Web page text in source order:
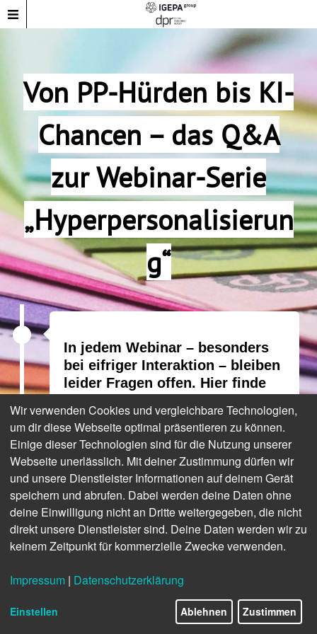
Von PP-Hürden bis KI-
Chancen – das Q&A
zur Webinar-Serie
„Hyperpersonalisierun
g“
In jedem Webinar – besonders
bei eifriger Interaktion – bleiben
leider Fragen offen. Hier finde
zu den wichtigsten Fragen der
Gäste unserer Webinar-Serie
„Hyperpersonalisierung“ (hier
mehr Infos).
In welchem Bereich / Branchen
gibt es aktuell bereits die meisten
Programmatic Print-Projekte?
Wir verwenden Cookies und vergleichbare Technologien,
um dir diese Webseite optimal präsentieren zu können.
Einige dieser Technologien sind für die Nutzung unserer
Webseite unerlässlich. Mit deiner Zustimmung dürfen wir
und unsere Dienstleister Informationen auf deinem Gerät
speichern und abrufen. Dabei werden deine Daten ohne
deine Einwilligung nicht an Dritte weitergegeben, die nicht
direkt unsere Dienstleister sind. Deine Daten werden wir zu
keinem Zeitpunkt für kommerzielle Zwecke verwenden.
Impressum | Datenschutzerklärung
Einstellen Ablehnen Zustimmen